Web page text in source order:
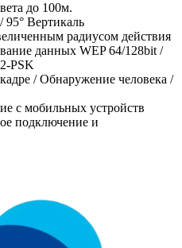
до 100м.
95° Вертикаль
радиусом действия
данных WEP 64/128bit /
PSK
/ Обнаружение человека /
с мобильных устройств
подключение и